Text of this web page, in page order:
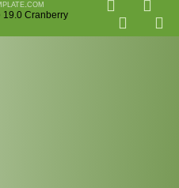
19.0 Cranberry